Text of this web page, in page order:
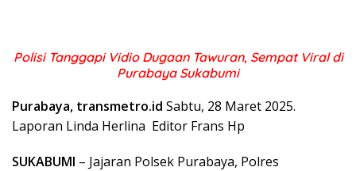
Polisi Tanggapi Vidio Dugaan Tawuran, Sempat Viral di
Purabaya Sukabumi
Purabaya, transmetro.id Sabtu, 28 Maret 2025.
Laporan Linda Herlina Editor Frans Hp
SUKABUMI – Jajaran Polsek Purabaya, Polres